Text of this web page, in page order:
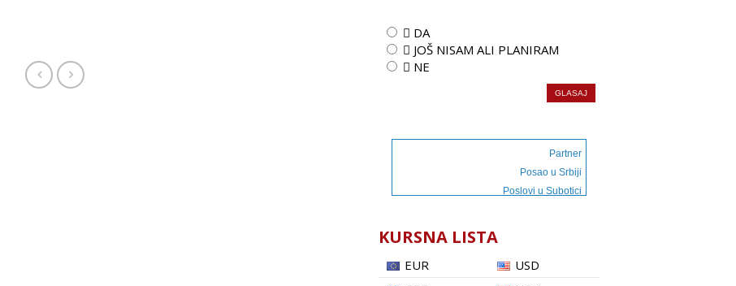
 DA
 JOŠ NISAM ALI PLANIRAM
 NE
Partner
Posao u Srbiji
Poslovi u Subotici
KURSNA LISTA
EUR
USD